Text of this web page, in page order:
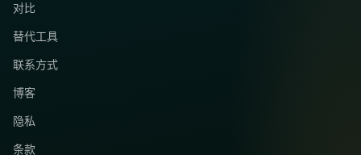
对比
替代工具
联系方式
博客
隐私
条款